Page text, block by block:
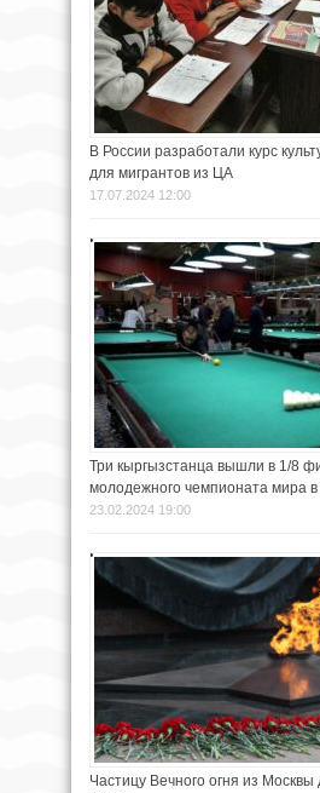
В России разработали курс
для мигрантов из ЦА
17.07.2024 12:00
Три кыргызстанца вышли в 1/8
молодежного чемпионата мира
23.02.2024 19:00
Частицу Вечного огня из Москвы